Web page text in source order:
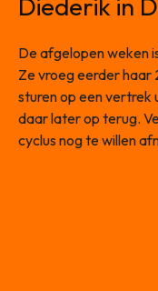
De afgelopen weken
Ze vroeg eerder haar
sturen op een vertrek
daar later op terug.
cyclus nog te willen